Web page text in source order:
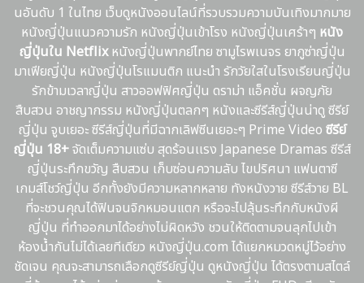
นอันดับ 1 ในไทย เว็บดูหนังออนไลน์ที่รวบรวมความบันเทิงมากมาย
หนังญี่ปุ่นแนวความรัก หนังญี่ปุ่นเข้าโรง หนังญี่ปุ่นเศร้าๆ หนัง
ญี่ปุ่นใน Netflixหนังญี่ปุ่นพากย์ไทย ซามูไรพเนจร ยากูซ่าญี่ปุ่น
มาเฟียญี่ปุ่น หนังญี่ปุ่นโรแมนติก แนะนํา รักวัยใสในโรงเรียนญี่ปุ่น
รักข้ามเวลาญี่ปุ่น สาวออฟฟิศญี่ปุ่น ดราม่า แอ็คชั่น ผจญภัย
สืบสวน อาชญากรรม หนังญี่ปุ่นตลกๆ หนังและซีรีส์ญี่ปุ่นน่าดู ซีรีย์
ญี่ปุ่น จูบเยอะ ซีรีส์ญี่ปุ่นที่มีฉากเลิฟซีนเยอะๆ Prime Video ซีรีย์
ญี่ปุ่น 18+จัดเต็มความแซ่บ สุดร้อนเเรง Japanese Dramas ซีรีส์
ญี่ปุ่นระทึกขวัญ สืบสวน เก็บซ่อนความลับ ไขปริศนา แฟนตาซี
เกมส์โชว์ญี่ปุ่น อีกทั้งยังมีความหลากหลาย ทังหนังวาย ซีรีส์วาย BL
ที่จะชวนคุณได้ฟินจนจิกหมอนแตก หรือจะไปลุ้นระทึกกับหนังผี
ญี่ปุ่น ที่ทำออกมาได้อย่างไม่ผิดหวัง ชวนให้ติดตามจนลุกไปเข้า
ห้องน้ำกันไม่ได้เลยทีเดียว หนังญี่ปุ่น.com ได้แยกหมวดหมู่ไว้อย่าง
ชัดเจน คุณจะสามารถเลือกดูซีรีย์ญี่ปุ่น ดูหนังญี่ปุ่น ได้ตรงตามสไตล์